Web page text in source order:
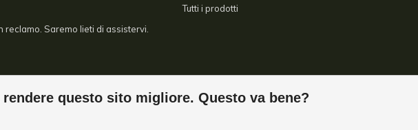
questo sito migliore. Questo va bene?
reclamo. Saremo lieti di assistervi.
Tutti i prodotti